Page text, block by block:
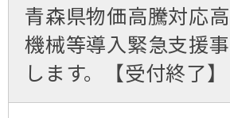
青森県物価高騰対応
機械等導入緊急支援
します。【受付終了】